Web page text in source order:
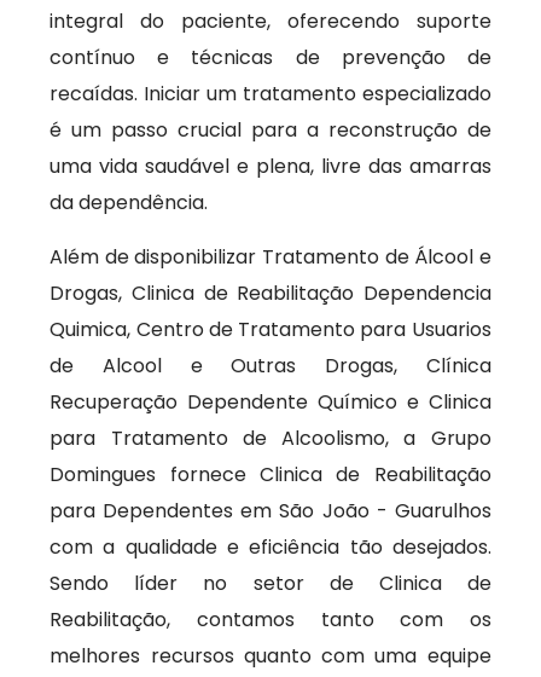
integral do paciente, oferecendo suporte
contínuo e técnicas de prevenção de
recaídas. Iniciar um tratamento especializado
é um passo crucial para a reconstrução de
uma vida saudável e plena, livre das amarras
da dependência.
Além de disponibilizar Tratamento de Álcool e
Drogas, Clinica de Reabilitação Dependencia
Quimica, Centro de Tratamento para Usuarios
de Alcool e Outras Drogas, Clínica
Recuperação Dependente Químico e Clinica
para Tratamento de Alcoolismo, a Grupo
Domingues fornece Clinica de Reabilitação
para Dependentes em São João - Guarulhos
com a qualidade e eficiência tão desejados.
Sendo líder no setor de Clinica de
Reabilitação, contamos tanto com os
melhores recursos quanto com uma equipe